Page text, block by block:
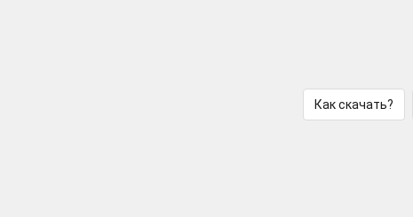
Как скачать?